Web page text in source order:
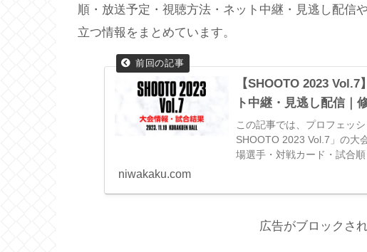
順・放送予定・視聴方法・ネット中継・見逃し配信
立つ情報をまとめています。
【SHOOTO 2023
ト中継・見逃し配信｜
この記事では、プロフェッ
SHOOTO 2023 Vol.7」の大
場選手・対戦カード・試合
niwakaku.com
広告がブロックさ